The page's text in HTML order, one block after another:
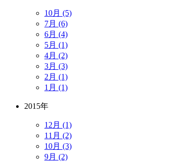
10月 (5)
7月 (6)
6月 (4)
5月 (1)
4月 (2)
3月 (3)
2月 (1)
1月 (1)
2015年
12月 (1)
11月 (2)
10月 (3)
9月 (2)